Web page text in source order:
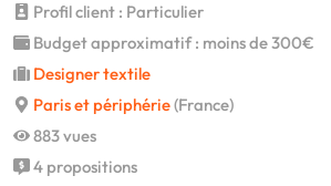
Profil client : Particulier
Budget approximatif : moins de 300€
Designer textile
Paris et périphérie(France)
883 vues
4 propositions